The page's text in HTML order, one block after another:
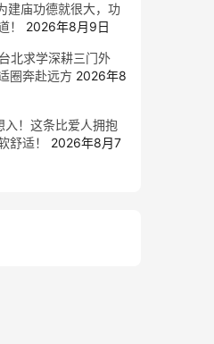
建庙功德就很大，功
！
2026年8月9日
北求学深耕三门外
圈奔赴远方 2026年8
！这条比爱人拥抱
舒适！
2026年8月7